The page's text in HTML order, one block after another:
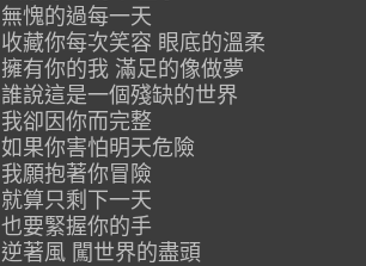
無愧的過每一天
收藏你每次笑容 眼底的溫柔
擁有你的我 滿足的像做夢
誰說這是一個殘缺的世界
我卻因你而完整
如果你害怕明天危險
我願抱著你冒險
就算只剩下一天
也要緊握你的手
逆著風 闖世界的盡頭